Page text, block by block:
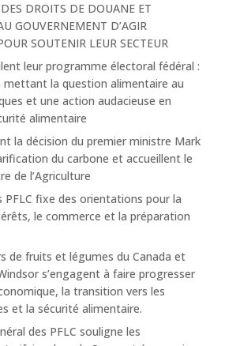
DROITS DE DOUANE ET
GOUVERNEMENT D’AGIR
SOUTENIR LEUR SECTEUR
leur programme électoral fédéral :
mettant la question alimentaire au
et une action audacieuse en
alimentaire
la décision du premier ministre Mark
du carbone et accueillent le
de l’Agriculture
PFLC fixe des orientations pour la
le commerce et la préparation
de fruits et légumes du Canada et
s’engagent à faire progresser
la transition vers les
et la sécurité alimentaire.
des PFLC souligne les